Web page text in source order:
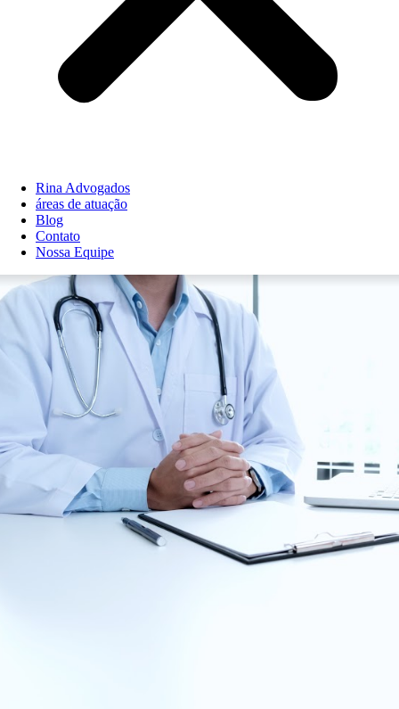
Rina Advogados
áreas de atuação
Blog
Contato
Nossa Equipe